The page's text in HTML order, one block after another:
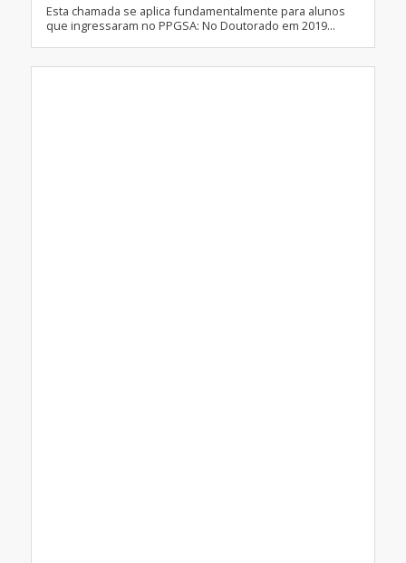
Esta chamada se aplica fundamentalmente para alunos
que ingressaram no PPGSA: No Doutorado em 2019...